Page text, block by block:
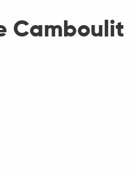
Camboulit